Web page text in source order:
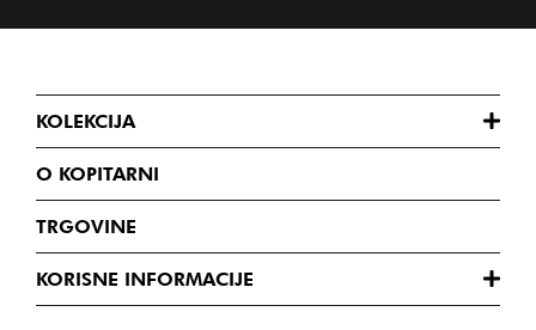
KOLEKCIJA
O KOPITARNI
TRGOVINE
KORISNE INFORMACIJE